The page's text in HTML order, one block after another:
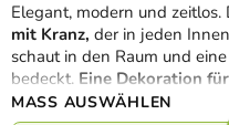
Elegant, modern und
mit Kranz, der in jeden
schaut in den Raum und
bedeckt. Eine Dekoration
MASS AUSWÄHLEN